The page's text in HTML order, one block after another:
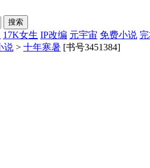
17K女生 IP改编 元宇宙 免费小说
说 > 十年寒暑 [书号3451384]